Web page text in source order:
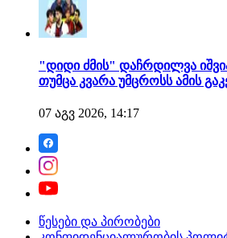
"დიდი ძმის" დაჩრდილვა
თუმცა კვარა უმცროსს ამის
07 აგვ 2026, 14:17
წესები და პირობები